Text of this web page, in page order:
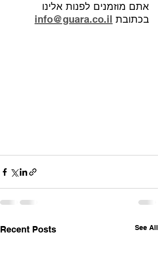
אתם מוזמנים לפנות אלינו
בכתובת info@guara.co.il
Recent Posts See All